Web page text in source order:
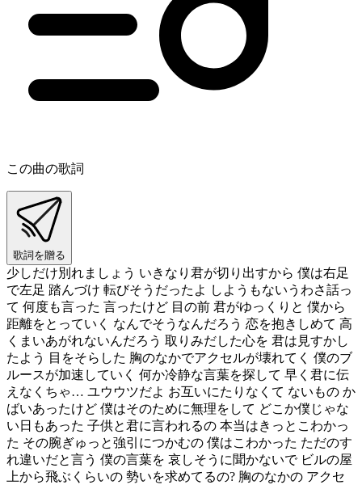
この曲の歌詞
歌詞を贈る
少しだけ別れましょう いきなり君が切り出すから 僕は右足
で左足 踏んづけ 転びそうだったよ しようもないうわさ話っ
て 何度も言った 言ったけど 目の前 君がゆっくりと 僕から
距離をとっていく なんでそうなんだろう 恋を抱きしめて 高
くまいあがれないんだろう 取りみだした心を 君は見すかし
たよう 目をそらした 胸のなかでアクセルが壊れてく 僕のブ
ルースが加速していく 何か冷静な言葉を探して 早く君に伝
えなくちゃ… ユウウツだよ お互いにたりなくて ないもの か
ばいあったけど 僕はそのために無理をして どこか僕じゃな
い日もあった 子供と君に言われるの 本当はきっとこわかっ
た その腕ぎゅっと強引につかむの 僕はこわかった ただのす
れ違いだと言う 僕の言葉を 哀しそうに聞かないで ビルの屋
上から飛ぶくらいの 勢いを求めてるの? 胸のなかの アクセ